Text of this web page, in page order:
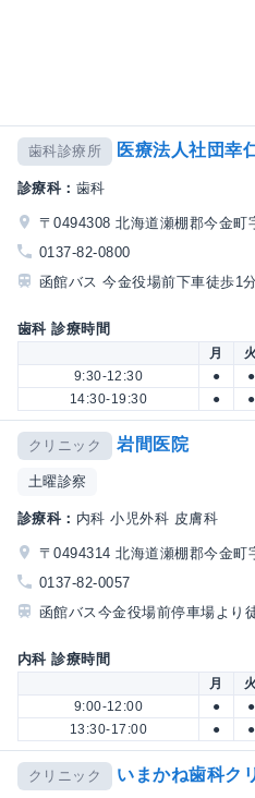
歯科診療所 医療法人社団幸
診療科： 歯科
〒0494308 北海道瀬棚郡今金町
0137-82-0800
函館バス 今金役場前下車徒歩1
歯科 診療時間
月 火
9:30-12:30
● ●
14:30-19:30
● ●
クリニック 岩間医院
土曜診察
診療科： 内科 小児外科 皮膚科
〒0494314 北海道瀬棚郡今金町
0137-82-0057
函館バス今金役場前停車場より
内科 診療時間
月 火
9:00-12:00
● ●
13:30-17:00
● ●
クリニック いまかね歯科ク